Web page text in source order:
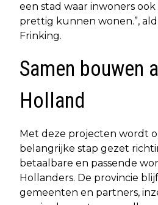
een stad waar inwoners
prettig kunnen wonen.”,
Frinking.
Samen bouwen
Holland
Met deze projecten wordt
belangrijke stap gezet
betaalbare en passende
Hollanders. De provincie
gemeenten en partners,